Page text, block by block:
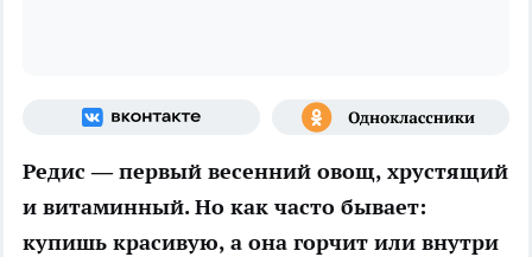
Редис — первый весенний овощ, хрустящий
и витаминный. Но как часто бывает:
купишь красивую, а она горчит или внутри